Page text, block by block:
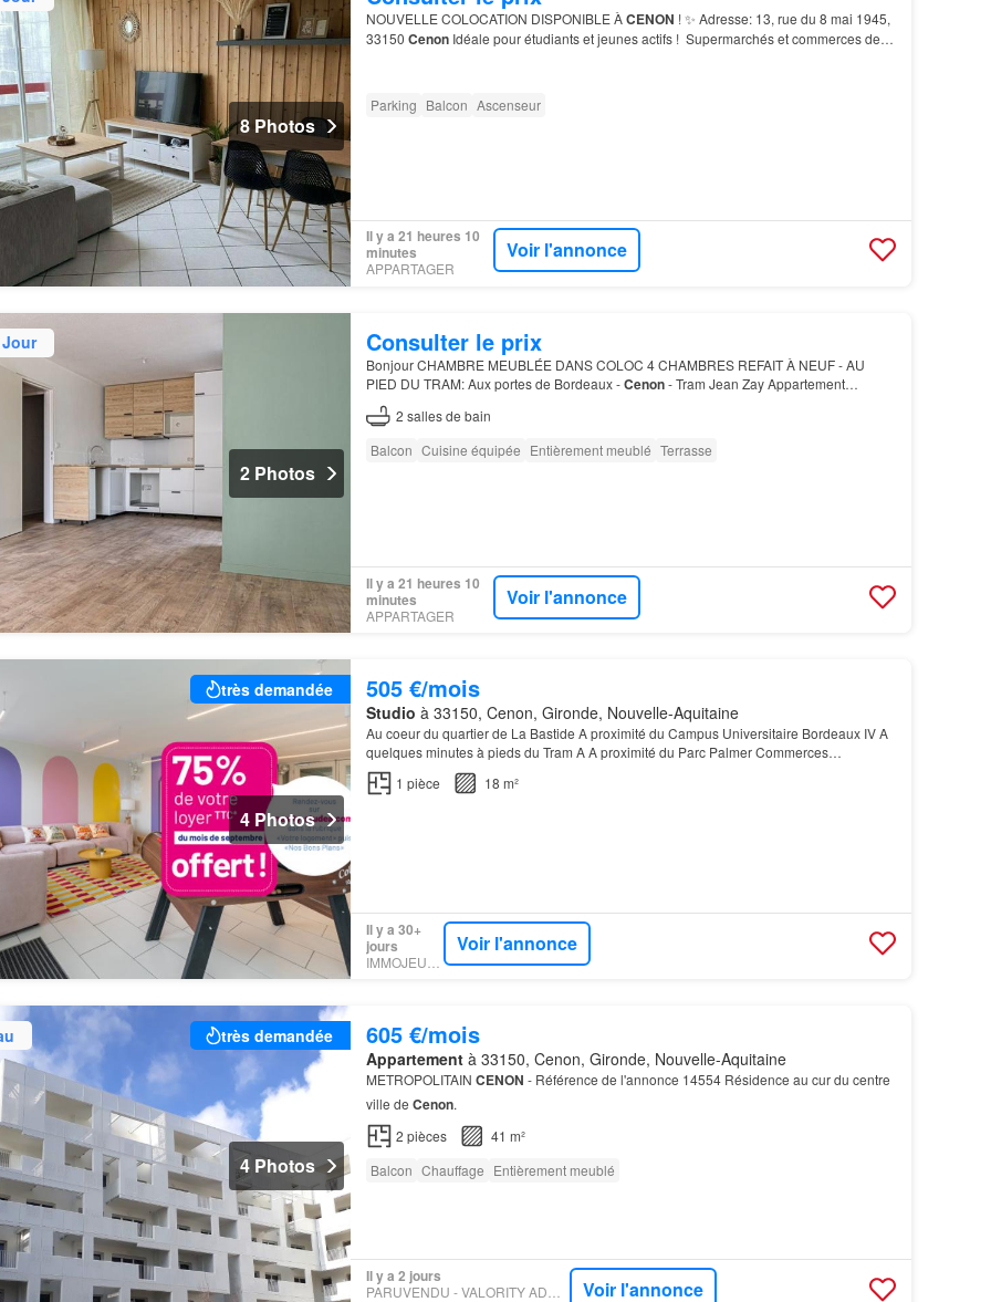
8 Photos
NOUVELLE COLOCATION DISPONIBLE ÀCENON ! ✨ Adresse: 13, rue du 8 mai 1945,
33150 CenonIdéale pour étudiants et jeunes actifs ! ‍ Supermarchés et commerces de
Parking Balcon Ascenseur
Il y a 21 heures 10
minutes
APPARTAGER
Voir l'annonce
2 Photos
Consulter le prix
Bonjour CHAMBRE MEUBLÉE DANS COLOC 4 CHAMBRES REFAIT À NEUF - AU
PIED DU TRAM: Aux portes de Bordeaux -Cenon- Tram Jean Zay Appartement
fonctionnel et
2 salles de bain
Balcon Cuisine équipée Entièrement meublé Terrasse
Il y a 21 heures 10
minutes
APPARTAGER
Voir l'annonce
très demandée
4 Photos
505 €/mois
Studio à 33150, Cenon, Gironde, Nouvelle-Aquitaine
Au coeur du quartier de La Bastide A proximité du Campus Universitaire Bordeaux IV A
quelques minutes à pieds du Tram A A proximité du Parc Palmer Commerces
alimentaire à proximité de la résidence LES + STUDÉA*: SÉRÉNITÉ: Rés…
1 pièce 18 m²
Il y a 30+
jours
Voir l'annonce
très demandée
4 Photos
605 €/mois
Appartementà 33150, Cenon, Gironde, Nouvelle-Aquitaine
METROPOLITAIN CENON - Référence de l'annonce 14554 Résidence au cur du centre
ville de Cenon.
2 pièces
41 m²
Balcon Chauffage Entièrement meublé
Il y a 2 jours
Voir l'annonce